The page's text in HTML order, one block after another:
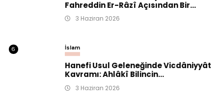
Fahreddin Er-Râzî Açısından Bir...
3 Haziran 2026
6 İslam
Hanefi Usul Geleneğinde Vicdâniyyât
Kavramı: Ahlâkî Bilincin...
3 Haziran 2026